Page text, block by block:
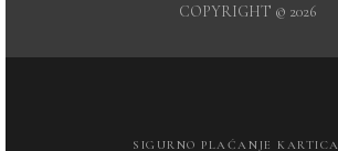
COPYRIGHT © 2026
SIGURNO PLAĆANJE